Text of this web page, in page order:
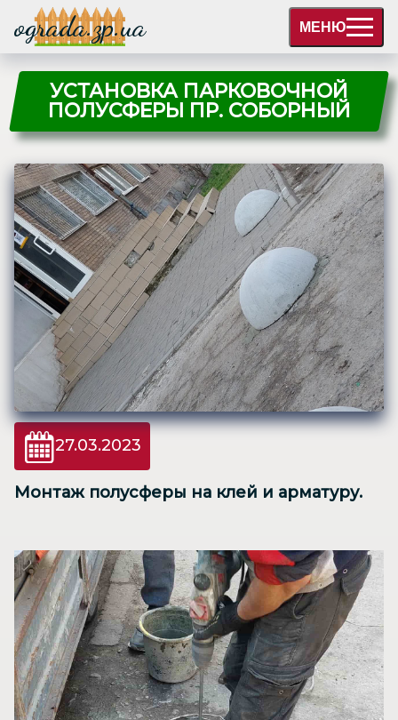
ograda.zp.ua МЕНЮ
УСТАНОВКА ПАРКОВОЧНОЙ
ПОЛУСФЕРЫ ПР. СОБОРНЫЙ
27.03.2023
Монтаж полусферы на клей и арматуру.